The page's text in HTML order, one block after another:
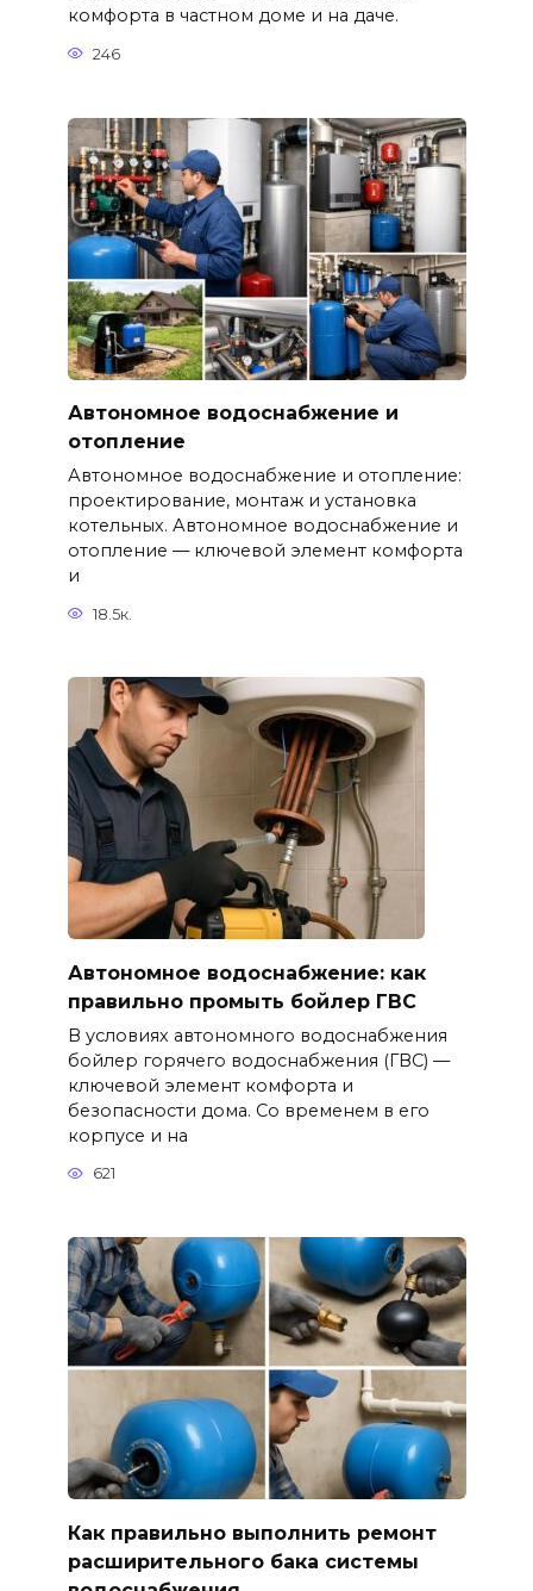
комфорта в частном доме и на даче.
246
Автономное водоснабжение и
отопление
Автономное водоснабжение и отопление:
проектирование, монтаж и установка
котельных. Автономное водоснабжение и
отопление — ключевой элемент комфорта
и
18.5к.
Автономное водоснабжение: как
правильно промыть бойлер ГВС
В условиях автономного водоснабжения
бойлер горячего водоснабжения (ГВС) —
ключевой элемент комфорта и
безопасности дома. Со временем в его
корпусе и на
621
Как правильно выполнить ремонт
расширительного бака системы